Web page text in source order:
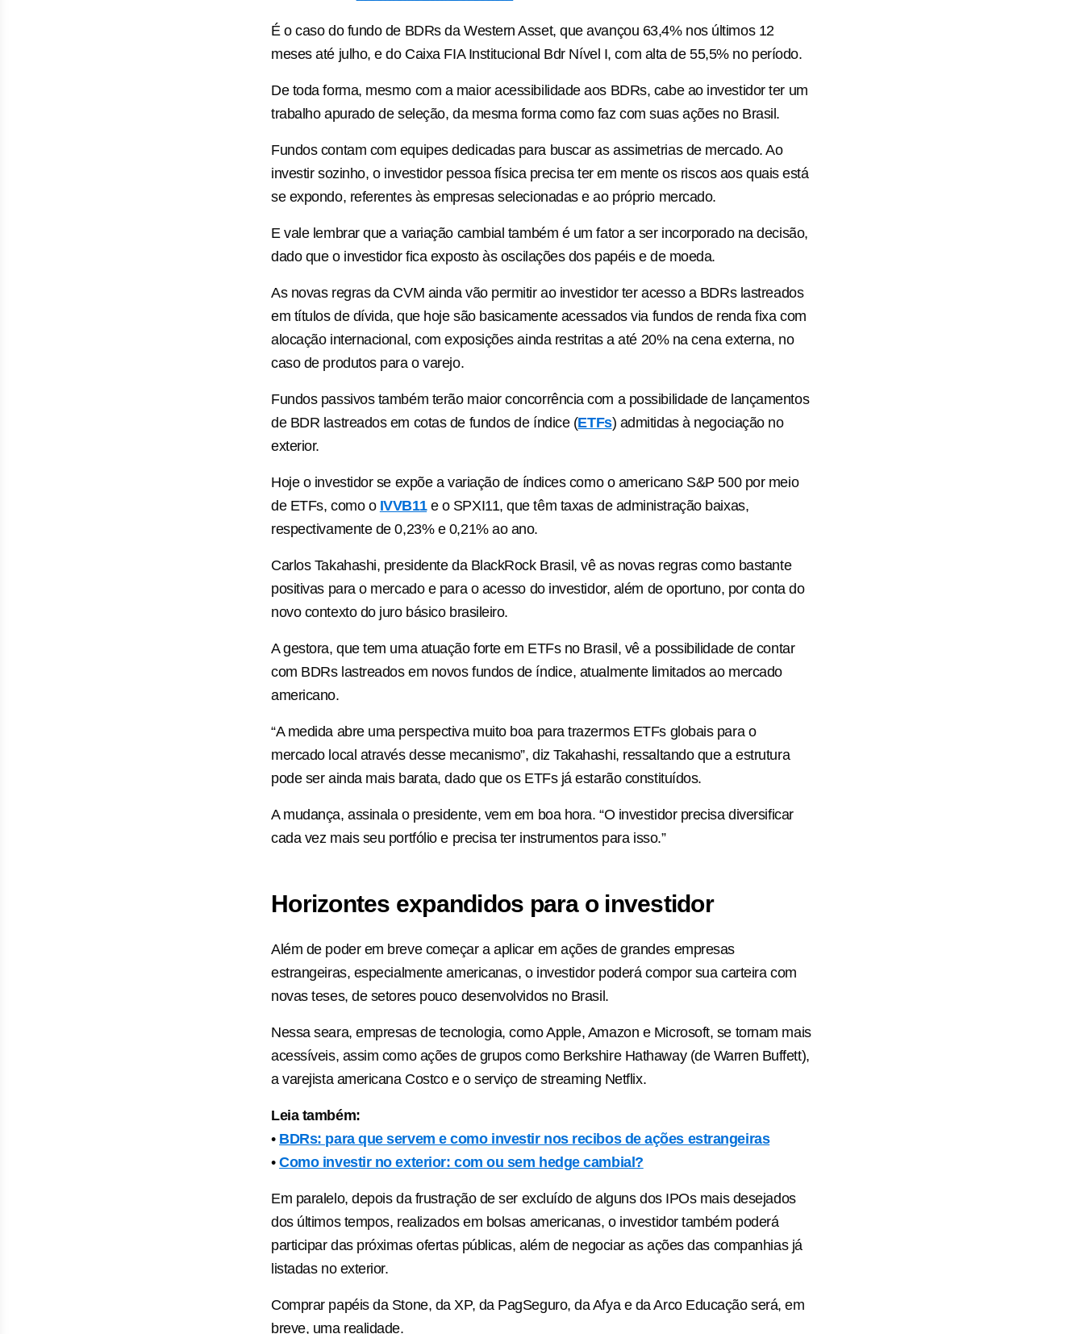
É o caso do fundo de BDRs da Western Asset, que avançou 63,4% nos últimos 12
meses até julho, e do Caixa FIA Institucional Bdr Nível I, com alta de 55,5% no período.
De toda forma, mesmo com a maior acessibilidade aos BDRs, cabe ao investidor ter um
trabalho apurado de seleção, da mesma forma como faz com suas ações no Brasil.
Fundos contam com equipes dedicadas para buscar as assimetrias de mercado. Ao
investir sozinho, o investidor pessoa física precisa ter em mente os riscos aos quais está
se expondo, referentes às empresas selecionadas e ao próprio mercado.
E vale lembrar que a variação cambial também é um fator a ser incorporado na decisão,
dado que o investidor fica exposto às oscilações dos papéis e de moeda.
As novas regras da CVM ainda vão permitir ao investidor ter acesso a BDRs lastreados
em títulos de dívida, que hoje são basicamente acessados via fundos de renda fixa com
alocação internacional, com exposições ainda restritas a até 20% na cena externa, no
caso de produtos para o varejo.
Fundos passivos também terão maior concorrência com a possibilidade de lançamentos
de BDR lastreados em cotas de fundos de índice (ETFs) admitidas à negociação no
exterior.
Hoje o investidor se expõe a variação de índices como o americano S&P 500 por meio
de ETFs, como o IVVB11e o SPXI11, que têm taxas de administração baixas,
respectivamente de 0,23% e 0,21% ao ano.
Carlos Takahashi, presidente da BlackRock Brasil, vê as novas regras como bastante
positivas para o mercado e para o acesso do investidor, além de oportuno, por conta do
novo contexto do juro básico brasileiro.
A gestora, que tem uma atuação forte em ETFs no Brasil, vê a possibilidade de contar
com BDRs lastreados em novos fundos de índice, atualmente limitados ao mercado
americano.
“A medida abre uma perspectiva muito boa para trazermos ETFs globais para o
mercado local através desse mecanismo”, diz Takahashi, ressaltando que a estrutura
pode ser ainda mais barata, dado que os ETFs já estarão constituídos.
A mudança, assinala o presidente, vem em boa hora. “O investidor precisa diversificar
cada vez mais seu portfólio e precisa ter instrumentos para isso.”
Horizontes expandidos para o investidor
Além de poder em breve começar a aplicar em ações de grandes empresas
estrangeiras, especialmente americanas, o investidor poderá compor sua carteira com
novas teses, de setores pouco desenvolvidos no Brasil.
Nessa seara, empresas de tecnologia, como Apple, Amazon e Microsoft, se tornam mais
acessíveis, assim como ações de grupos como Berkshire Hathaway (de Warren Buffett),
a varejista americana Costco e o serviço de streaming Netflix.
Leia também:
• BDRs: para que servem e como investir nos recibos de ações estrangeiras
•Como investir no exterior: com ou sem hedge cambial?
Em paralelo, depois da frustração de ser excluído de alguns dos IPOs mais desejados
dos últimos tempos, realizados em bolsas americanas, o investidor também poderá
participar das próximas ofertas públicas, além de negociar as ações das companhias já
listadas no exterior.
Comprar papéis da Stone, da XP, da PagSeguro, da Afya e da Arco Educação será, em
breve, uma realidade.